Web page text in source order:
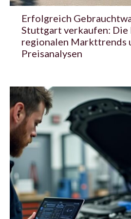
Erfolgreich
Stuttgart verkaufen: Die
regionalen Markttrends
Preisanalysen